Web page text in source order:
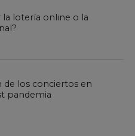
la lotería online o la
de los conciertos en
pandemia